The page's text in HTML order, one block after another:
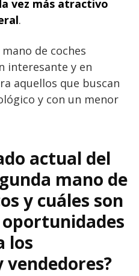
vez más atractivo
.
de coches
interesante y en
aquellos que buscan
y con un menor
actual del
mano de
y cuáles son
los